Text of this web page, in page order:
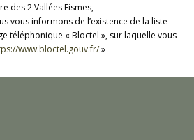
des 2 Vallées Fismes,
vous informons de l’existence de la liste
téléphonique « Bloctel », sur laquelle vous
www.bloctel.gouv.fr/»